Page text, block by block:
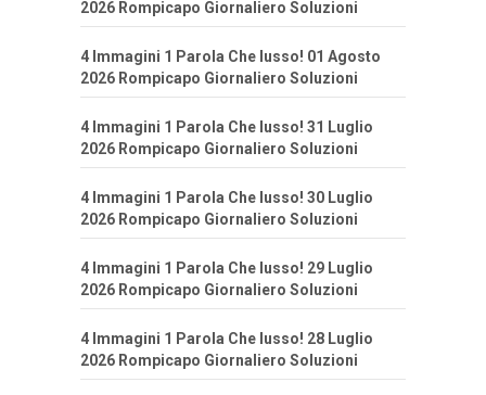
2026 Rompicapo Giornaliero Soluzioni
4 Immagini 1 Parola Che lusso! 01 Agosto
2026 Rompicapo Giornaliero Soluzioni
4 Immagini 1 Parola Che lusso! 31 Luglio
2026 Rompicapo Giornaliero Soluzioni
4 Immagini 1 Parola Che lusso! 30 Luglio
2026 Rompicapo Giornaliero Soluzioni
4 Immagini 1 Parola Che lusso! 29 Luglio
2026 Rompicapo Giornaliero Soluzioni
4 Immagini 1 Parola Che lusso! 28 Luglio
2026 Rompicapo Giornaliero Soluzioni